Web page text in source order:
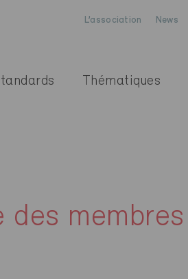
L’association News
Thématiques
des membres